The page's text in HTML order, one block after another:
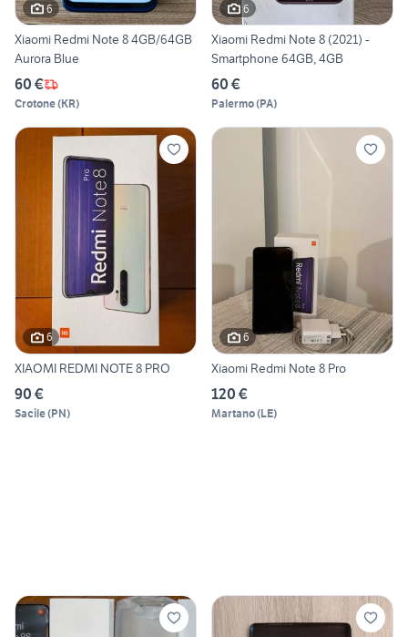
6
Xiaomi Redmi Note 8 4GB/64GB
Aurora Blue
60 €
Crotone(KR)
6
Xiaomi Redmi Note 8 (2021) -
Smartphone 64GB, 4GB
60 €
Palermo(PA)
6
XIAOMI REDMI NOTE 8 PRO
90 €
Sacile(PN)
6
Xiaomi Redmi Note 8 Pro
120 €
Martano(LE)